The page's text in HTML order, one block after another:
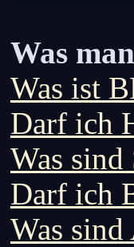
Was
Was ist
Darf ich
Was sind
Darf ich
Was